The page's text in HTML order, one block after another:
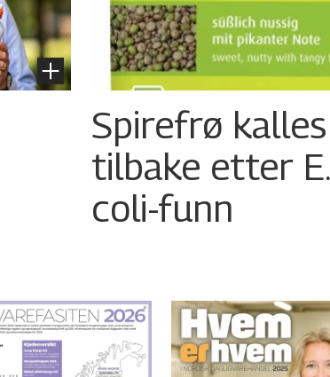
Spirefrø kalles
tilbake etter E.
coli-funn